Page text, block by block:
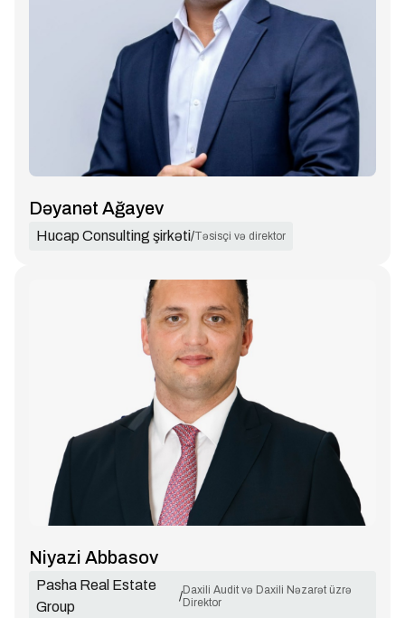
Dəyanət Ağayev
Hucap Consulting şirkəti/Təsisçi və direktor
Niyazi Abbasov
Pasha Real Estate
Group
/Daxili Audit və Daxili Nəzarət üzrə
Direktor